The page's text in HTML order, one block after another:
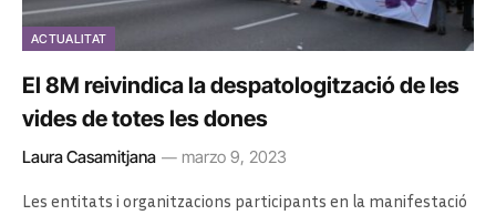
ACTUALITAT
El 8M reivindica la despatologització de les
vides de totes les dones
Laura Casamitjana marzo 9, 2023
Les entitats i organitzacions participants en la manifestació